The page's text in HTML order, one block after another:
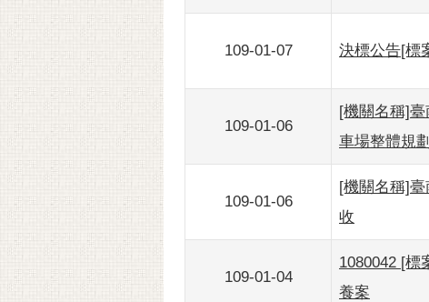
109-01-07 決標公告[標
109-01-06
[機關名稱]
車場整體規
109-01-06
[機關名稱]
收
109-01-04
1080042 [標
養案